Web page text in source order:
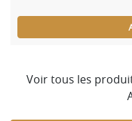
Voir tous les